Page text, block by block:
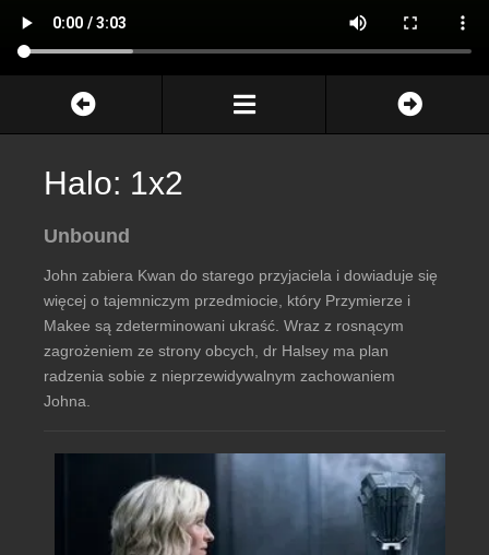
Halo: 1x2
Unbound
John zabiera Kwan do starego przyjaciela i dowiaduje się
więcej o tajemniczym przedmiocie, który Przymierze i
Makee są zdeterminowani ukraść. Wraz z rosnącym
zagrożeniem ze strony obcych, dr Halsey ma plan
radzenia sobie z nieprzewidywalnym zachowaniem
Johna.